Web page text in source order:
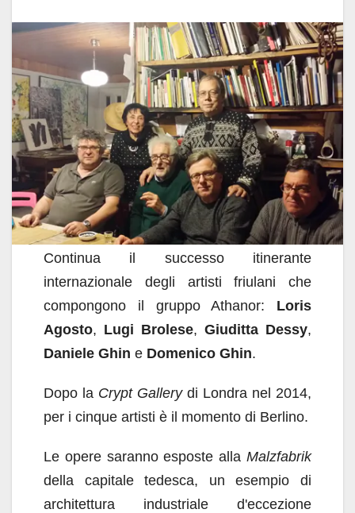
c
e
b
o
o
k
at
s
A
p
p
k
e
dI
n
ail n
di
vi
di
Continua il successo itinerante
internazionale degli artisti friulani che
compongono il gruppo Athanor: Loris
Agosto, Lugi Brolese, Giuditta Dessy,
Daniele Ghin e Domenico Ghin.
Dopo la Crypt Gallerydi Londra nel 2014,
per i cinque artisti è il momento di Berlino.
Le opere saranno esposte alla Malzfabrik
della capitale tedesca, un esempio di
architettura industriale d'eccezione